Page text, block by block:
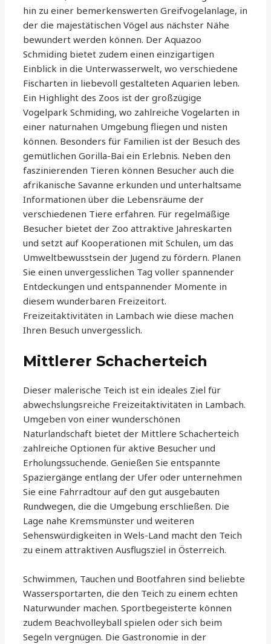
hin zu einer bemerkenswerten Greifvogelanlage, in
der die majestätischen Vögel aus nächster Nähe
bewundert werden können. Der Aquazoo
Schmiding bietet zudem einen einzigartigen
Einblick in die Unterwasserwelt, wo verschiedene
Fischarten in liebevoll gestalteten Aquarien leben.
Ein Highlight des Zoos ist der großzügige
Vogelpark Schmiding, wo zahlreiche Vogelarten in
einer naturnahen Umgebung fliegen und nisten
können. Besonders für Familien ist der Besuch des
gemütlichen Gorilla-Bai ein Erlebnis. Neben den
faszinierenden Tieren können Besucher auch die
afrikanische Savanne erkunden und unterhaltsame
Informationen über die Lebensräume der
verschiedenen Tiere erfahren. Für regelmäßige
Besucher bietet der Zoo attraktive Jahreskarten
und setzt auf Kooperationen mit Schulen, um das
Umweltbewusstsein der Jugend zu fördern. Planen
Sie einen unvergesslichen Tag voller spannender
Entdeckungen und entspannender Momente in
diesem wunderbaren Freizeitort.
Freizeitaktivitäten in Lambach wie diese machen
Ihren Besuch unvergesslich.
Mittlerer Schacherteich
Dieser malerische Teich ist ein ideales Ziel für
abwechslungsreiche Freizeitaktivitäten in Lambach.
Umgeben von einer wunderschönen
Naturlandschaft bietet der Mittlere Schacherteich
zahlreiche Optionen für aktive Besucher und
Erholungssuchende. Genießen Sie entspannte
Spaziergänge entlang der Ufer oder unternehmen
Sie eine Fahrradtour auf den gut ausgebauten
Rundwegen, die die Umgebung erschließen. Die
Lage nahe Kremsmünster und weiteren
Sehenswürdigkeiten in Wels-Land macht den Teich
zu einem attraktiven Ausflugsziel in Österreich.
Schwimmen, Tauchen und Bootfahren sind beliebte
Wassersportarten, die den Teich zu einem echten
Naturwunder machen. Sportbegeisterte können
zudem Beachvolleyball spielen oder sich beim
Segeln vergnügen. Die Gastronomie in der